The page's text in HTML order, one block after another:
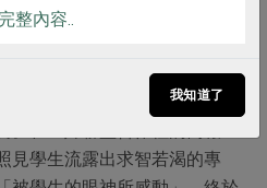
蘇北大學的研究獎學金合作，
系所，2012年起也開始提供咖
年也和產區的教育單位合作，
見學生流露出求智若渴的專
整內容..
我知道了